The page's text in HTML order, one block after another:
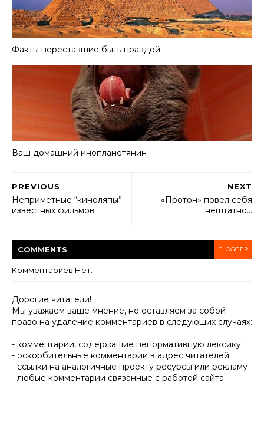
Факты переставшие быть правдой
Ваш домашний инопланетянин
NEXT
«Протон» повел себя
нештатно…
PREVIOUS
Неприметные “киноляпы”
известных фильмов
COMMENTS BLOGGER
Комментариев Нет:
Дорогие читатели!
Мы уважаем ваше мнение, но оставляем за собой
право на удаление комментариев в следующих случаях:
- комментарии, содержащие ненормативную лексику
- оскорбительные комментарии в адрес читателей
- ссылки на аналогичные проекту ресурсы или рекламу
- любые комментарии связанные с работой сайта